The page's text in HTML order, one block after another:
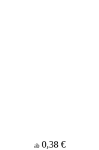
ab 0,38 €